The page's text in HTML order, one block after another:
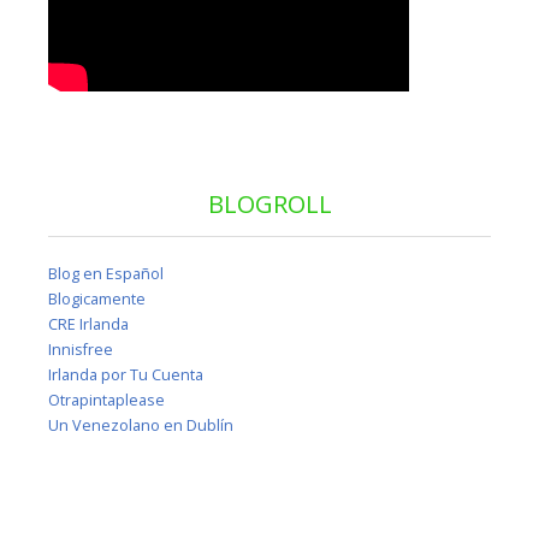
BLOGROLL
Blog en Español
Blogicamente
CRE Irlanda
Innisfree
Irlanda por Tu Cuenta
Otrapintaplease
Un Venezolano en Dublín